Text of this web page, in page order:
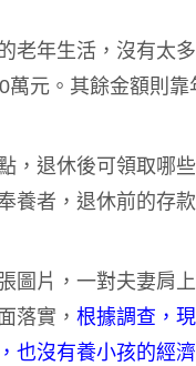
老年生活，沒有太
萬元。其餘金額則
，退休後可領取哪
養者，退休前的存
圖片，一對夫妻肩
落實， 根據調查，
也沒有養小孩的經